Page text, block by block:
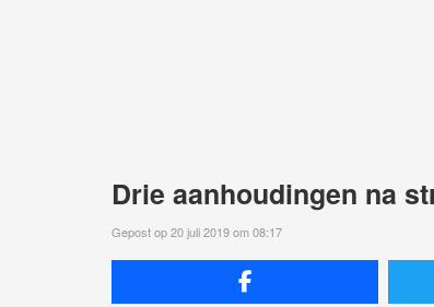
Drie aanhoudingen na
Gepost op 20 juli 2019 om 08:17